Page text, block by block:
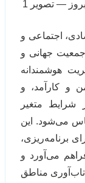
اجتماعی و
جهانی و
هوشمندانه
و کارآمد، و
شرایط متغیر
می‌شود. این
برنامه‌ریزی،
می‌آورد و
تاب‌آوری مناطق